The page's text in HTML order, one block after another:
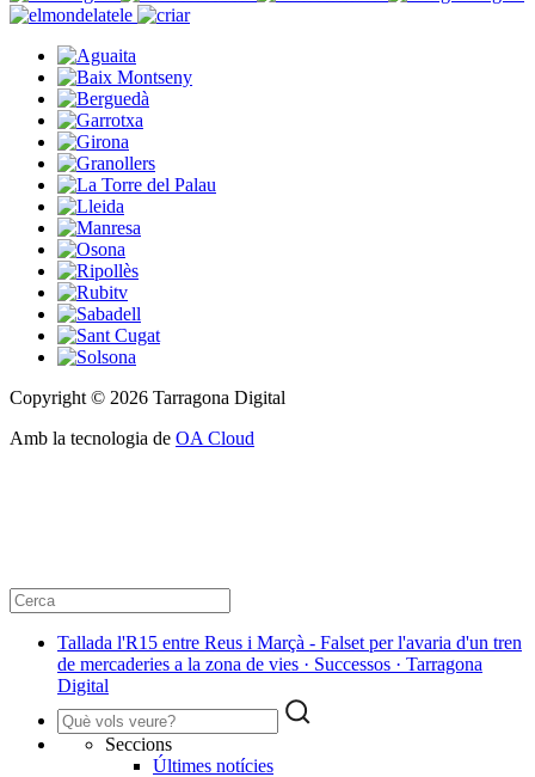
Copyright © 2026 Tarragona Digital
Amb la tecnologia de OA Cloud
Tallada l'R15 entre Reus i Marçà - Falset per l'avaria d'un tren
de mercaderies a la zona de vies · Successos · Tarragona
Digital
Seccions
Últimes notícies